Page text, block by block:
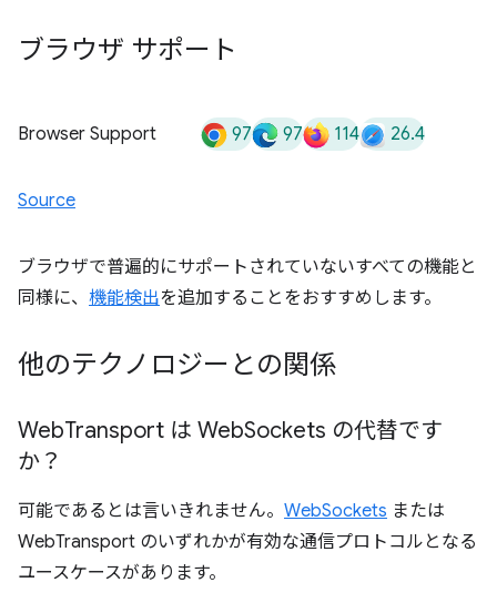
ブラウザ サポート
Browser Support 97 97 114 26.4
Source
ブラウザで普遍的にサポートされていないすべての機能と
同様に、 機能検出を追加することをおすすめします。
他のテクノロジーとの関係
WebTransport は WebSockets の代替です
か？
可能であるとは言いきれません。 WebSockets または
WebTransport のいずれかが有効な通信プロトコルとなる
ユースケースがあります。